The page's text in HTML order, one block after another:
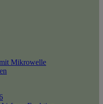
Mikrowelle